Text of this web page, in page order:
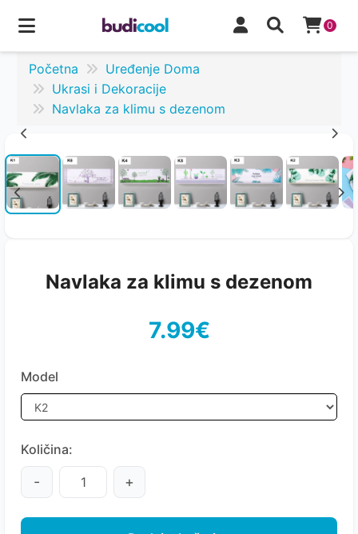
0
Početna
Uređenje Doma
Ukrasi i Dekoracije
Navlaka za klimu s dezenom
Navlaka za klimu s dezenom
7.99€
Model
Količina:
- +